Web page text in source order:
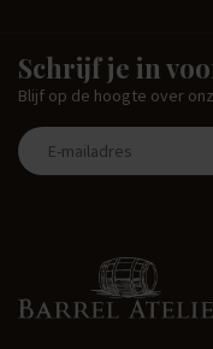
Schrijf je in
Blijf op de hoogte over